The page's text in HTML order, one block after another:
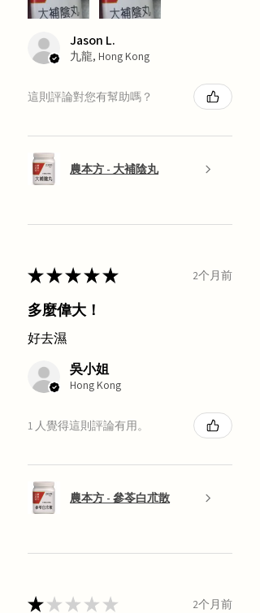
Jason L.
九龍, Hong Kong
這則評論對您有幫助嗎？
農本方 - 大補陰丸
★★★★★ 2个月前
多麼偉大！
好去濕
吳小姐
Hong Kong
1 人覺得這則評論有用。
農本方 - 參苓白朮散
★★★★★ 2个月前